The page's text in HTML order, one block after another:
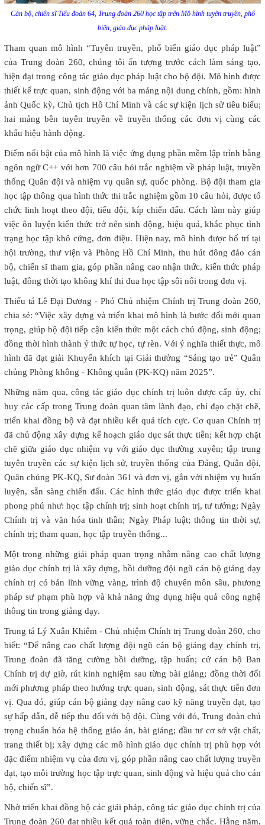
Cán bộ, chiến sĩ Tiểu đoàn 64, Trung đoàn 260 học tập trên Mô hình tuyên truyền, phổ
biến, giáo dục pháp luật.
Tham quan mô hình “Tuyên truyền, phổ biến giáo dục pháp luật”
của Trung đoàn 260, chúng tôi ấn tượng trước cách làm sáng tạo,
hiện đại trong công tác giáo dục pháp luật cho bộ đội. Mô hình được
thiết kế trực quan, sinh động với ba mảng nội dung chính, gồm: hình
ảnh Quốc kỳ, Chủ tịch Hồ Chí Minh và các sự kiện lịch sử tiêu biểu;
hai mảng bên tuyên truyền về truyền thống các đơn vị cùng các
khẩu hiệu hành động.
Điểm nổi bật của mô hình là việc ứng dụng phần mềm lập trình bằng
ngôn ngữ C++ với hơn 700 câu hỏi trắc nghiệm về pháp luật, truyền
thống Quân đội và nhiệm vụ quân sự, quốc phòng. Bộ đội tham gia
học tập thông qua hình thức thi trắc nghiệm gồm 10 câu hỏi, được tổ
chức linh hoạt theo đội, tiểu đội, kíp chiến đấu. Cách làm này giúp
việc ôn luyện kiến thức trở nên sinh động, hiệu quả, khắc phục tình
trạng học tập khô cứng, đơn điệu. Hiện nay, mô hình được bố trí tại
hội trường, thư viện và Phòng Hồ Chí Minh, thu hút đông đảo cán
bộ, chiến sĩ tham gia, góp phần nâng cao nhận thức, kiến thức pháp
luật, đồng thời tạo không khí thi đua học tập sôi nổi trong đơn vị.
Thiếu tá Lê Đại Dương - Phó Chủ nhiệm Chính trị Trung đoàn 260,
chia sẻ: “Việc xây dựng và triển khai mô hình là bước đổi mới quan
trọng, giúp bộ đội tiếp cận kiến thức một cách chủ động, sinh động;
đồng thời hình thành ý thức tự học, tự rèn. Với ý nghĩa thiết thực, mô
hình đã đạt giải Khuyến khích tại Giải thưởng “Sáng tạo trẻ” Quân
chủng Phòng không - Không quân (PK-KQ) năm 2025”.
Những năm qua, công tác giáo dục chính trị luôn được cấp ủy, chỉ
huy các cấp trong Trung đoàn quan tâm lãnh đạo, chỉ đạo chặt chẽ,
triển khai đồng bộ và đạt nhiều kết quả tích cực. Cơ quan Chính trị
đã chủ động xây dựng kế hoạch giáo dục sát thực tiễn; kết hợp chặt
chẽ giữa giáo dục nhiệm vụ với giáo dục thường xuyên; tập trung
tuyên truyền các sự kiện lịch sử, truyền thống của Đảng, Quân đội,
Quân chủng PK-KQ, Sư đoàn 361 và đơn vị, gắn với nhiệm vụ huấn
luyện, sẵn sàng chiến đấu. Các hình thức giáo dục được triển khai
phong phú như: học tập chính trị; sinh hoạt chính trị, tư tưởng; Ngày
Chính trị và văn hóa tinh thần; Ngày Pháp luật; thông tin thời sự,
chính trị; tham quan, học tập truyền thống...
Một trong những giải pháp quan trọng nhằm nâng cao chất lượng
giáo dục chính trị là xây dựng, bồi dưỡng đội ngũ cán bộ giảng dạy
chính trị có bản lĩnh vững vàng, trình độ chuyên môn sâu, phương
pháp sư phạm phù hợp và khả năng ứng dụng hiệu quả công nghệ
thông tin trong giảng dạy.
Trung tá Lý Xuân Khiêm - Chủ nhiệm Chính trị Trung đoàn 260, cho
biết: “Để nâng cao chất lượng đội ngũ cán bộ giảng dạy chính trị,
Trung đoàn đã tăng cường bồi dưỡng, tập huấn; cử cán bộ Ban
Chính trị dự giờ, rút kinh nghiệm sau từng bài giảng; đồng thời đổi
mới phương pháp theo hướng trực quan, sinh động, sát thực tiễn đơn
vị. Qua đó, giúp cán bộ giảng dạy nâng cao kỹ năng truyền đạt, tạo
sự hấp dẫn, dễ tiếp thu đối với bộ đội. Cùng với đó, Trung đoàn chú
trọng chuẩn hóa hệ thống giáo án, bài giảng; đầu tư cơ sở vật chất,
trang thiết bị; xây dựng các mô hình giáo dục chính trị phù hợp với
đặc điểm nhiệm vụ của đơn vị, góp phần nâng cao chất lượng truyền
đạt, tạo môi trường học tập trực quan, sinh động và hiệu quả cho cán
bộ, chiến sĩ”.
Nhờ triển khai đồng bộ các giải pháp, công tác giáo dục chính trị của
Trung đoàn 260 đạt nhiều kết quả toàn diện, vững chắc. Hằng năm,